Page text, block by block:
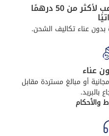
شحن مجاني بدون متاعب لأكثر من 50 درهمًا
عناء تكاليف الشحن.
عناء
أو مبالغ مستردة مقابل
بالبريد.